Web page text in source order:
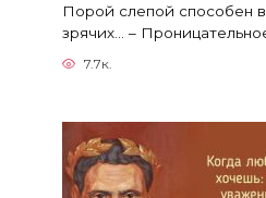
Порой слепой способен
зрячих… –
7.7к.